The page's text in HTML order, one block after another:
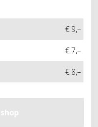
€ 9,–
€ 7,–
€ 8,–